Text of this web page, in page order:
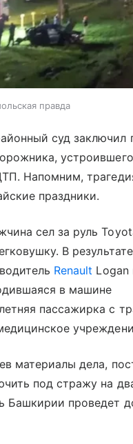
правда
суд заключил
устроившего
Напомним,
праздники.
сел за руль
В результате
Renault Logan
в машине
пассажирка с
материалы дела,
под стражу на
Башкирии проведет